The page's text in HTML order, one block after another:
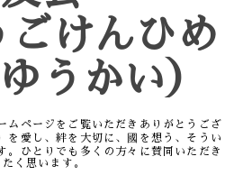
けんひめ
うかい）
ムページをご覧いただきありがとうござ
を愛し、絆を大切に、國を想う、そうい
。ひとりでも多くの方々に賛同いただき
たく思います。